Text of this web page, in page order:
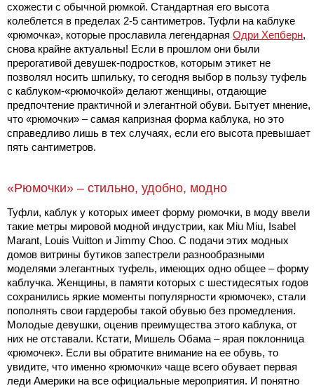
схожести с обычной рюмкой. Стандартная его высота
колеблется в пределах 2-5 сантиметров. Туфли на каблуке
«рюмочка», которые прославила легендарная Одри Хепберн,
снова крайне актуальны! Если в прошлом они были
прерогативой девушек-подростков, которым этикет не
позволял носить шпильку, то сегодня выбор в пользу туфель
с каблуком-«рюмочкой» делают женщины, отдающие
предпочтение практичной и элегантной обуви. Бытует мнение,
что «рюмочки» – самая капризная форма каблука, но это
справедливо лишь в тех случаях, если его высота превышает
пять сантиметров.
«Рюмочки» – стильно, удобно, модно
Туфли, каблук у которых имеет форму рюмочки, в моду ввели
такие метры мировой модной индустрии, как Miu Miu, Isabel
Marant, Louis Vuitton и Jimmy Choo. С подачи этих модных
домов витрины бутиков запестрели разнообразными
моделями элегантных туфель, имеющих одно общее – форму
каблучка. Женщины, в памяти которых с шестидесятых годов
сохранились яркие моменты популярности «рюмочек», стали
пополнять свои гардеробы такой обувью без промедления.
Молодые девушки, оценив преимущества этого каблука, от
них не отставали. Кстати, Мишель Обама – ярая поклонница
«рюмочек». Если вы обратите внимание на ее обувь, то
увидите, что именно «рюмочки» чаще всего обувает первая
леди Америки на все официальные мероприятия. И понятно